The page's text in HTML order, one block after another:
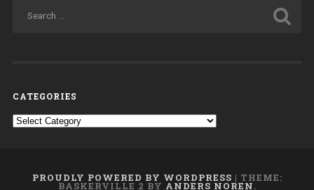
CATEGORIES
Categories
PROUDLY POWERED BY WORDPRESS | THEME:
BASKERVILLE 2 BY ANDERS NOREN.